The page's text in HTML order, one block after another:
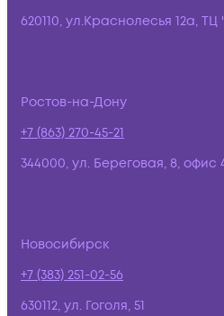
620110, ул.Краснолесья 12а,
Ростов-на-Дону
+7 (863) 270-45-21
344000, ул. Береговая, 8, офис
Новосибирск
+7 (383) 251-02-56
630112, ул. Гоголя, 51